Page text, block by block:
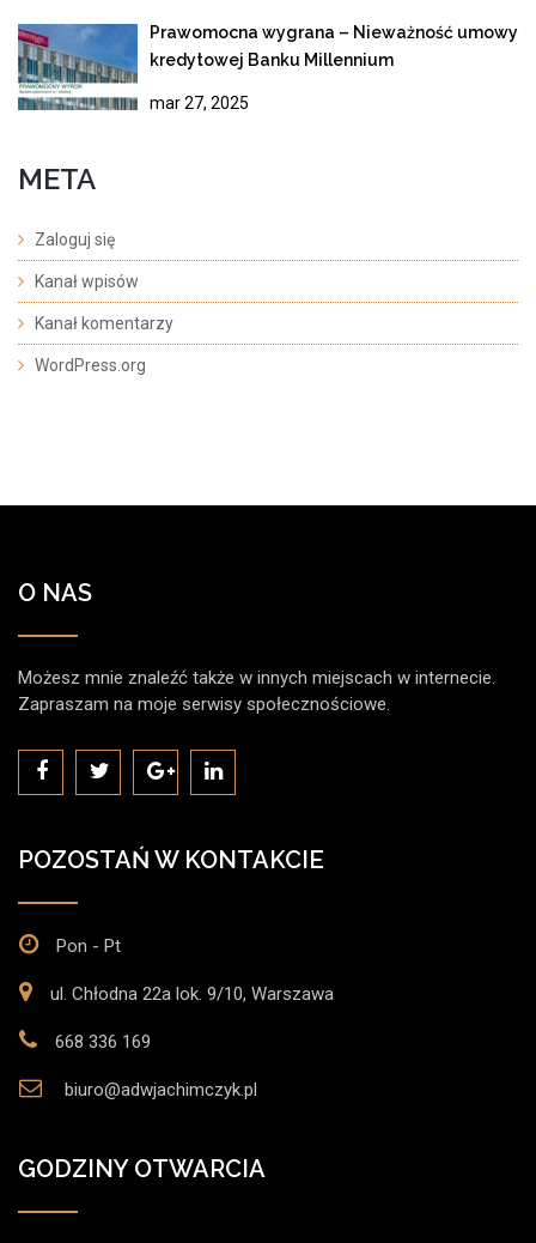
Prawomocna wygrana – Nieważność umowy
kredytowej Banku Millennium
mar 27, 2025
META
Zaloguj się
Kanał wpisów
Kanał komentarzy
WordPress.org
O NAS
Możesz mnie znaleźć także w innych miejscach w internecie.
Zapraszam na moje serwisy społecznościowe.
POZOSTAŃ W KONTAKCIE
Pon - Pt
ul. Chłodna 22a lok. 9/10, Warszawa
668 336 169
biuro@adwjachimczyk.pl
GODZINY OTWARCIA